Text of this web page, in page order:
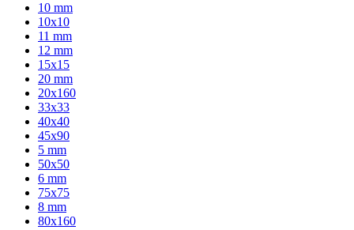
10 mm
10x10
11 mm
12 mm
15x15
20 mm
20х160
33x33
40х40
45x90
5 mm
50x50
6 mm
75х75
8 mm
80x160